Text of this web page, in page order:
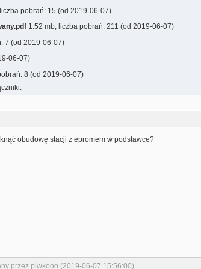
pobrań: 15 (od 2019-06-07)
1.52 mb, liczba pobrań: 211 (od 2019-06-07)
7 (od 2019-06-07)
06-07)
8 (od 2019-06-07)
obudowę stacji z epromem w podstawce?
przez piwkooo (2019-06-07 15:56:00)